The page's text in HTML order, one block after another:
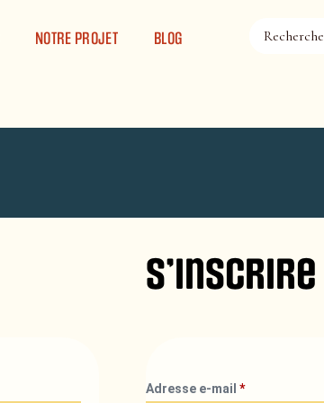
NOTRE PROJET BLOG
S’inscrire
Adresse e-mail*